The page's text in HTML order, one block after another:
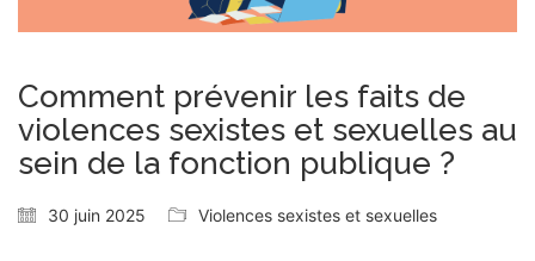
Comment prévenir les faits de
violences sexistes et sexuelles au
sein de la fonction publique ?
30 juin 2025 Violences sexistes et sexuelles